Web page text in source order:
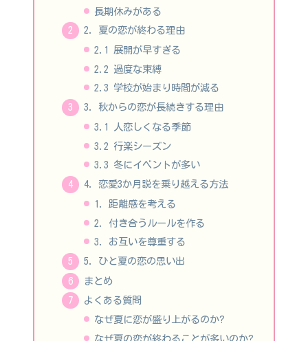
長期休みがある
2. 夏の恋が終わる理由
2.1 展開が早すぎる
2.2 過度な束縛
2.3 学校が始まり時間が減る
3. 秋からの恋が長続きする理由
3.1 人恋しくなる季節
3.2 行楽シーズン
3.3 冬にイベントが多い
4. 恋愛3か月説を乗り越える方法
1. 距離感を考える
2. 付き合うルールを作る
3. お互いを尊重する
5. ひと夏の恋の思い出
まとめ
よくある質問
なぜ夏に恋が盛り上がるのか?
なぜ夏の恋が終わることが多いのか?